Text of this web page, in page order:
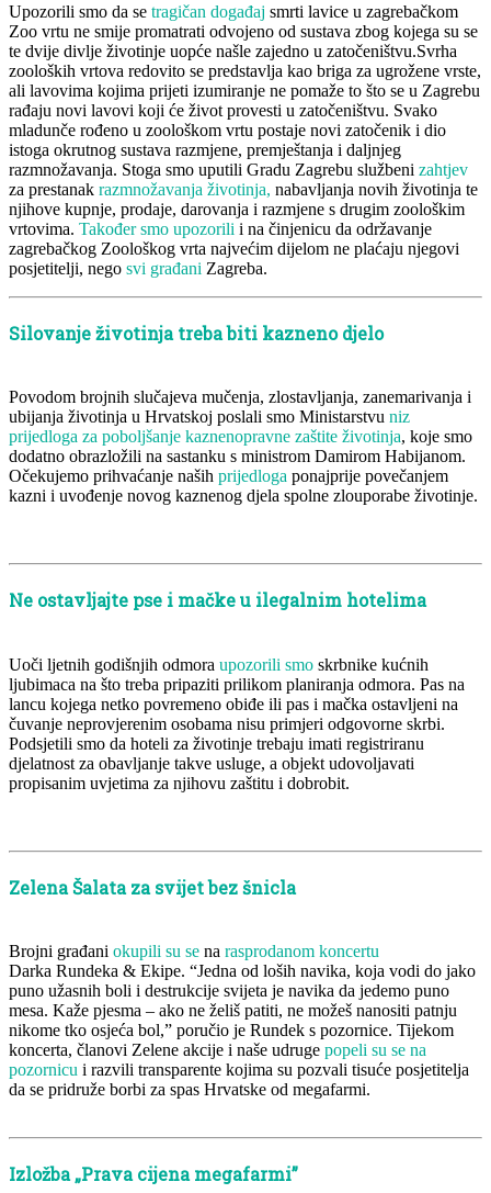
Upozorili smo da se tragičan događaj smrti lavice u zagrebačkom
Zoo vrtu ne smije promatrati odvojeno od sustava zbog kojega su se
te dvije divlje životinje uopće našle zajedno u zatočeništvu.Svrha
zooloških vrtova redovito se predstavlja kao briga za ugrožene vrste,
ali lavovima kojima prijeti izumiranje ne pomaže to što se u Zagrebu
rađaju novi lavovi koji će život provesti u zatočeništvu. Svako
mladunče rođeno u zoološkom vrtu postaje novi zatočenik i dio
istoga okrutnog sustava razmjene, premještanja i daljnjeg
razmnožavanja. Stoga smo uputili Gradu Zagrebu službeni zahtjev
za prestanak razmnožavanja životinja, nabavljanja novih životinja te
njihove kupnje, prodaje, darovanja i razmjene s drugim zoološkim
vrtovima. Također smo upozorili i na činjenicu da održavanje
zagrebačkog Zoološkog vrta najvećim dijelom ne plaćaju njegovi
posjetitelji, nego svi građani Zagreba.
Silovanje životinja treba biti kazneno djelo
Povodom brojnih slučajeva mučenja, zlostavljanja, zanemarivanja i
ubijanja životinja u Hrvatskoj poslali smo Ministarstvu niz
prijedloga za poboljšanje kaznenopravne zaštite životinja, koje smo
dodatno obrazložili na sastanku s ministrom Damirom Habijanom.
Očekujemo prihvaćanje naših prijedloga ponajprije povečanjem
kazni i uvođenje novog kaznenog djela spolne zlouporabe životinje.
Ne ostavljajte pse i mačke u ilegalnim hotelima
Uoči ljetnih godišnjih odmora upozorili smo skrbnike kućnih
ljubimaca na što treba pripaziti prilikom planiranja odmora. Pas na
lancu kojega netko povremeno obiđe ili pas i mačka ostavljeni na
čuvanje neprovjerenim osobama nisu primjeri odgovorne skrbi.
Podsjetili smo da hoteli za životinje trebaju imati registriranu
djelatnost za obavljanje takve usluge, a objekt udovoljavati
propisanim uvjetima za njihovu zaštitu i dobrobit.
Zelena Šalata za svijet bez šnicla
Brojni građani okupili su se na rasprodanom koncertu
Darka Rundeka & Ekipe. “Jedna od loših navika, koja vodi do jako
puno užasnih boli i destrukcije svijeta je navika da jedemo puno
mesa. Kaže pjesma – ako ne želiš patiti, ne možeš nanositi patnju
nikome tko osjeća bol,” poručio je Rundek s pozornice. Tijekom
koncerta, članovi Zelene akcije i naše udruge popeli su se na
pozornicu i razvili transparente kojima su pozvali tisuće posjetitelja
da se pridruže borbi za spas Hrvatske od megafarmi.
Izložba „Prava cijena megafarmi”